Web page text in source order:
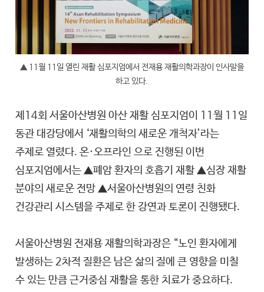
▲ 11월 11일 열린 재활 심포지엄에서 전재용 재활의학과장이 인사말을
하고 있다.
제14회 서울아산병원 아산 재활 심포지엄이 11월 11일
동관 대강당에서 ‘재활의학의 새로운 개척자’라는
주제로 열렸다. 온·오프라인 으로 진행된 이번
심포지엄에서는 ▲폐암 환자의 호흡기 재활 ▲심장 재활
분야의 새로운 전망 ▲서울아산병원의 연령 친화
건강관리 시스템을 주제로 한 강연과 토론이 진행됐다.
서울아산병원 전재용 재활의학과장은 “노인 환자에게
발생하는 2차적 질환은 남은 삶의 질에 큰 영향을 미칠
수 있는 만큼 근거중심 재활을 통한 치료가 중요하다.